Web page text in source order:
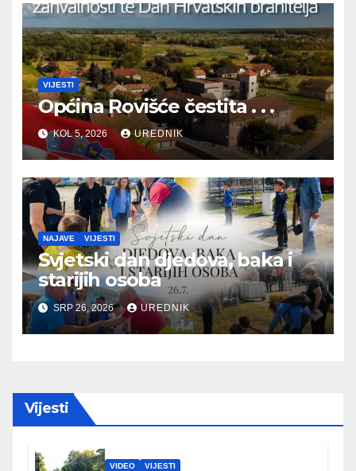
VIJESTI
Općina Rovišće čestita . . .
KOL 5, 2026 UREDNIK
NAJAVE VIJESTI
Svjetski dan djedova, baka i
starijih osoba
SRP 26, 2026 UREDNIK
Vijesti
VIDEO VIJESTI